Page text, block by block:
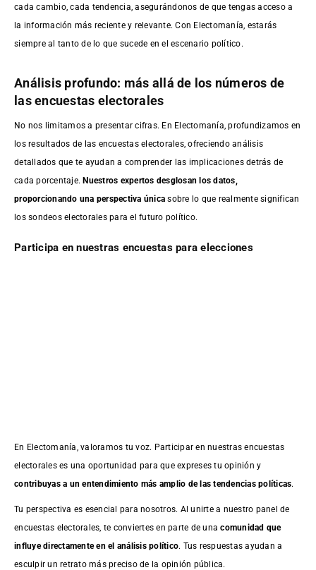
cada cambio, cada tendencia, asegurándonos de que tengas acceso a
la información más reciente y relevante. Con Electomanía, estarás
siempre al tanto de lo que sucede en el escenario político.
Análisis profundo: más allá de los números de
las encuestas electorales
No nos limitamos a presentar cifras. En Electomanía, profundizamos en
los resultados de las encuestas electorales, ofreciendo análisis
detallados que te ayudan a comprender las implicaciones detrás de
cada porcentaje.Nuestros expertos desglosan los datos,
proporcionando una perspectiva única sobre lo que realmente significan
los sondeos electorales para el futuro político.
Participa en nuestras encuestas para elecciones
En Electomanía, valoramos tu voz. Participar en nuestras encuestas
electorales es una oportunidad para que expreses tu opinión y
contribuyas a un entendimiento más amplio de las tendencias políticas.
Tu perspectiva es esencial para nosotros. Al unirte a nuestro panel de
encuestas electorales, te conviertes en parte de unacomunidad que
influye directamente en el análisis político. Tus respuestas ayudan a
esculpir un retrato más preciso de la opinión pública.